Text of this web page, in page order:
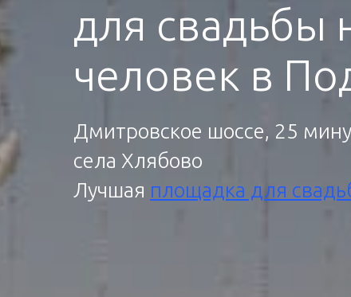
для свадьбы
человек в
Дмитровское шоссе, 25
села Хлябово
Лучшая площадка для